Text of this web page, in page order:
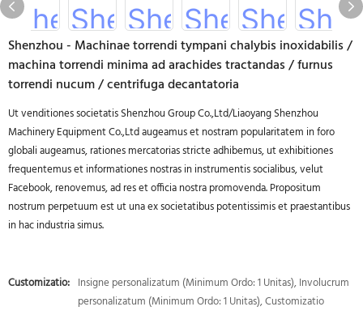
Shenzhou - Machinae torrendi tympani chalybis inoxidabilis /
machina torrendi minima ad arachides tractandas / furnus
torrendi nucum / centrifuga decantatoria
Ut venditiones societatis Shenzhou Group Co.,Ltd/Liaoyang Shenzhou
Machinery Equipment Co.,Ltd augeamus et nostram popularitatem in foro
globali augeamus, rationes mercatorias stricte adhibemus, ut exhibitiones
frequentemus et informationes nostras in instrumentis socialibus, velut
Facebook, renovemus, ad res et officia nostra promovenda. Propositum
nostrum perpetuum est ut una ex societatibus potentissimis et praestantibus
in hac industria simus.
Customizatio: Insigne personalizatum (Minimum Ordo: 1 Unitas), Involucrum
personalizatum (Minimum Ordo: 1 Unitas), Customizatio